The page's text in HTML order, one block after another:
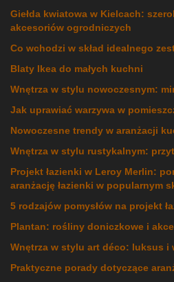
Giełda kwiatowa w Kielcach:
akcesoriów ogrodniczych
Co wchodzi w skład idealnego
Blaty Ikea do małych kuchni
Wnętrza w stylu nowoczesnym:
Jak uprawiać warzywa w
Nowoczesne trendy w aranżacji
Wnętrza w stylu rustykalnym:
Projekt łazienki w Leroy Merlin:
aranżację łazienki w popularnym
5 rodzajów pomysłów na projekt
Plantan: rośliny doniczkowe i
Wnętrza w stylu art déco: luksus i
Praktyczne porady dotyczące